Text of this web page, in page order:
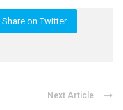
Share on Twitter
Next Article